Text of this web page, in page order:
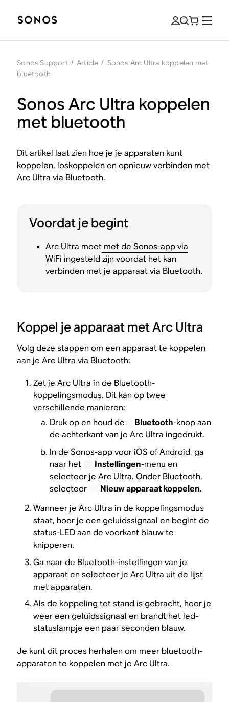
Sonos Support / Article / Sonos Arc Ultra koppelen met
bluetooth
Sonos Arc Ultra koppelen
met bluetooth
Dit artikel laat zien hoe je je apparaten kunt
koppelen, loskoppelen en opnieuw verbinden met
Arc Ultra via Bluetooth.
Voordat je begint
Arc Ultra moet met de Sonos-app via
WiFi ingesteld zijnvoordat het kan
verbinden met je apparaat via Bluetooth.
Koppel je apparaat met Arc Ultra
Volg deze stappen om een apparaat te koppelen
aan je Arc Ultra via Bluetooth:
Zet je Arc Ultra in de Bluetooth-
koppelingsmodus. Dit kan op twee
verschillende manieren:
Druk op en houd de
Bluetooth-knop aan
de achterkant van je Arc Ultra ingedrukt.
In de Sonos-app voor iOS of Android, ga
naar het
Instellingen-menu en
selecteer je Arc Ultra. Onder Bluetooth,
selecteer
Nieuw apparaat koppelen.
Wanneer je Arc Ultra in de koppelingsmodus
staat, hoor je een geluidssignaal en begint de
status-LED aan de voorkant blauw te
knipperen.
Ga naar de Bluetooth-instellingen van je
apparaat en selecteer je Arc Ultra uit de lijst
met apparaten.
Als de koppeling tot stand is gebracht, hoor je
weer een geluidssignaal en brandt het led-
statuslampje een paar seconden blauw.
Je kunt dit proces herhalen om meer bluetooth-
apparaten te koppelen met je Arc Ultra.